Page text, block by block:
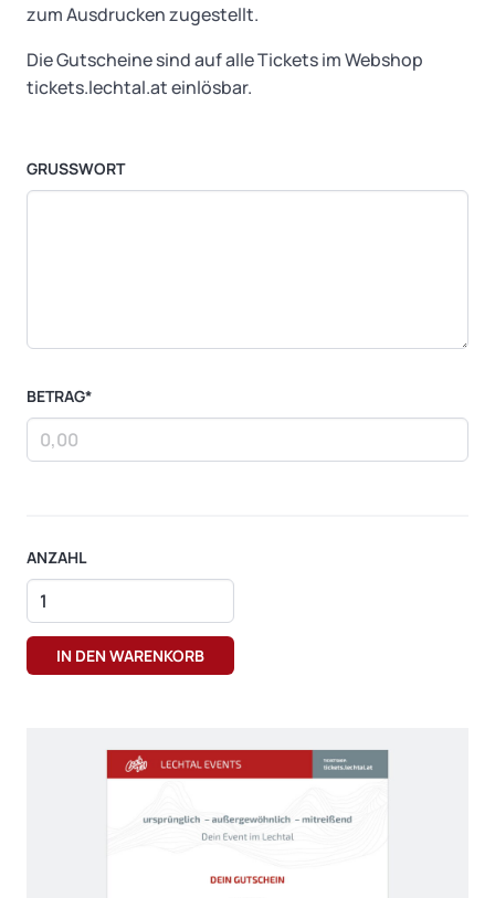
zum Ausdrucken zugestellt.
Die Gutscheine sind auf alle Tickets im Webshop
tickets.lechtal.at einlösbar.
GRUSSWORT
BETRAG*
ANZAHL